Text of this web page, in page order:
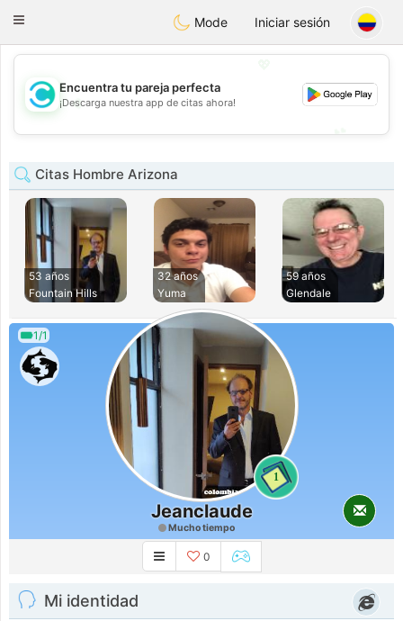
olombiaCitas
Toggle
Mode Iniciar sesión
💖
💕
Encuentra tu pareja perfecta
¡Descarga nuestra app de citas ahora!
Citas Hombre Arizona
53 años
Fountain Hills
32 años
Yuma
59 años
Glendale
1/1
1
Jeanclaude
Mucho tiempo
0
Mi identidad